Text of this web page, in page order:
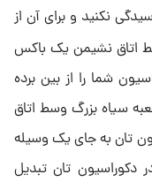
نکنید و برای آن از
اتاق نشیمن یک باکس
شما را از بین برده
سیاه بزرگ وسط اتاق
‌تان به جای یک وسیله
دکوراسیون ‌تان تبدیل